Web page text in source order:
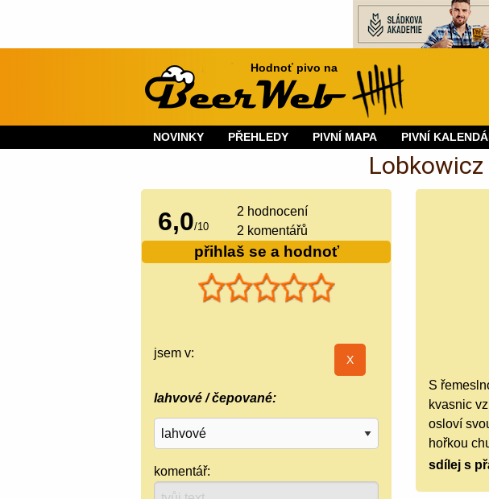
Hodnoť pivo na
NOVINKY PŘEHLEDY PIVNÍ MAPA PIVNÍ
6,0/10
2 hodnocení
2 komentářů
přihlaš se a hodnoť
jsem v:
lahvové / čepované:
komentář:
S
kvasnic
osloví
hořkou
sdílej s